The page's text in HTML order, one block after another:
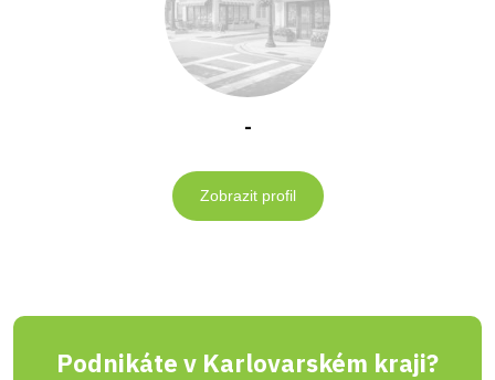
-
Zobrazit profil
Podnikáte v Karlovarském kraji?